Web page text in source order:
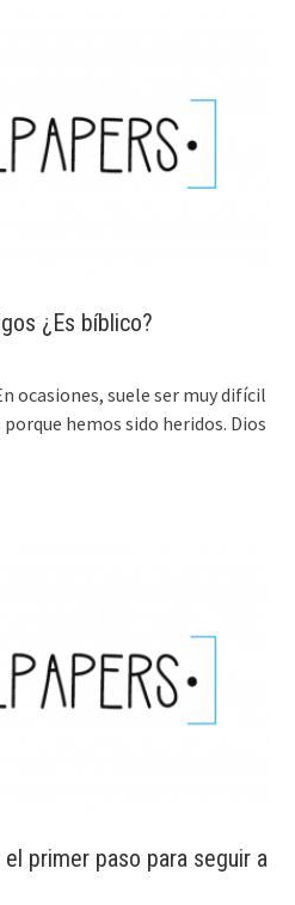
¿Es bíblico?
ocasiones, suele ser muy difícil
hemos sido heridos. Dios
primer paso para seguir a